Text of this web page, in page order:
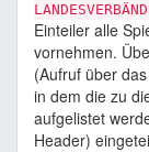
Einteiler alle
vornehmen.
(Aufruf über
in dem die zu
aufgelistet
Header)